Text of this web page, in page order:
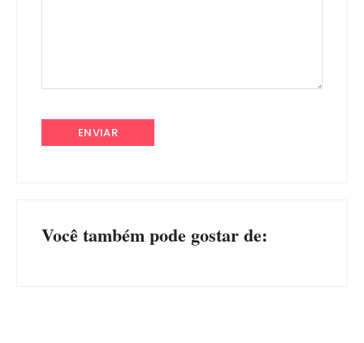
Você também pode gostar de: